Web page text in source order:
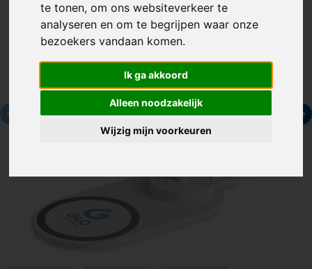
te tonen, om ons websiteverkeer te
analyseren en om te begrijpen waar onze
bezoekers vandaan komen.
Ik ga akkoord
Alleen noodzakelijk
Wijzig mijn voorkeuren